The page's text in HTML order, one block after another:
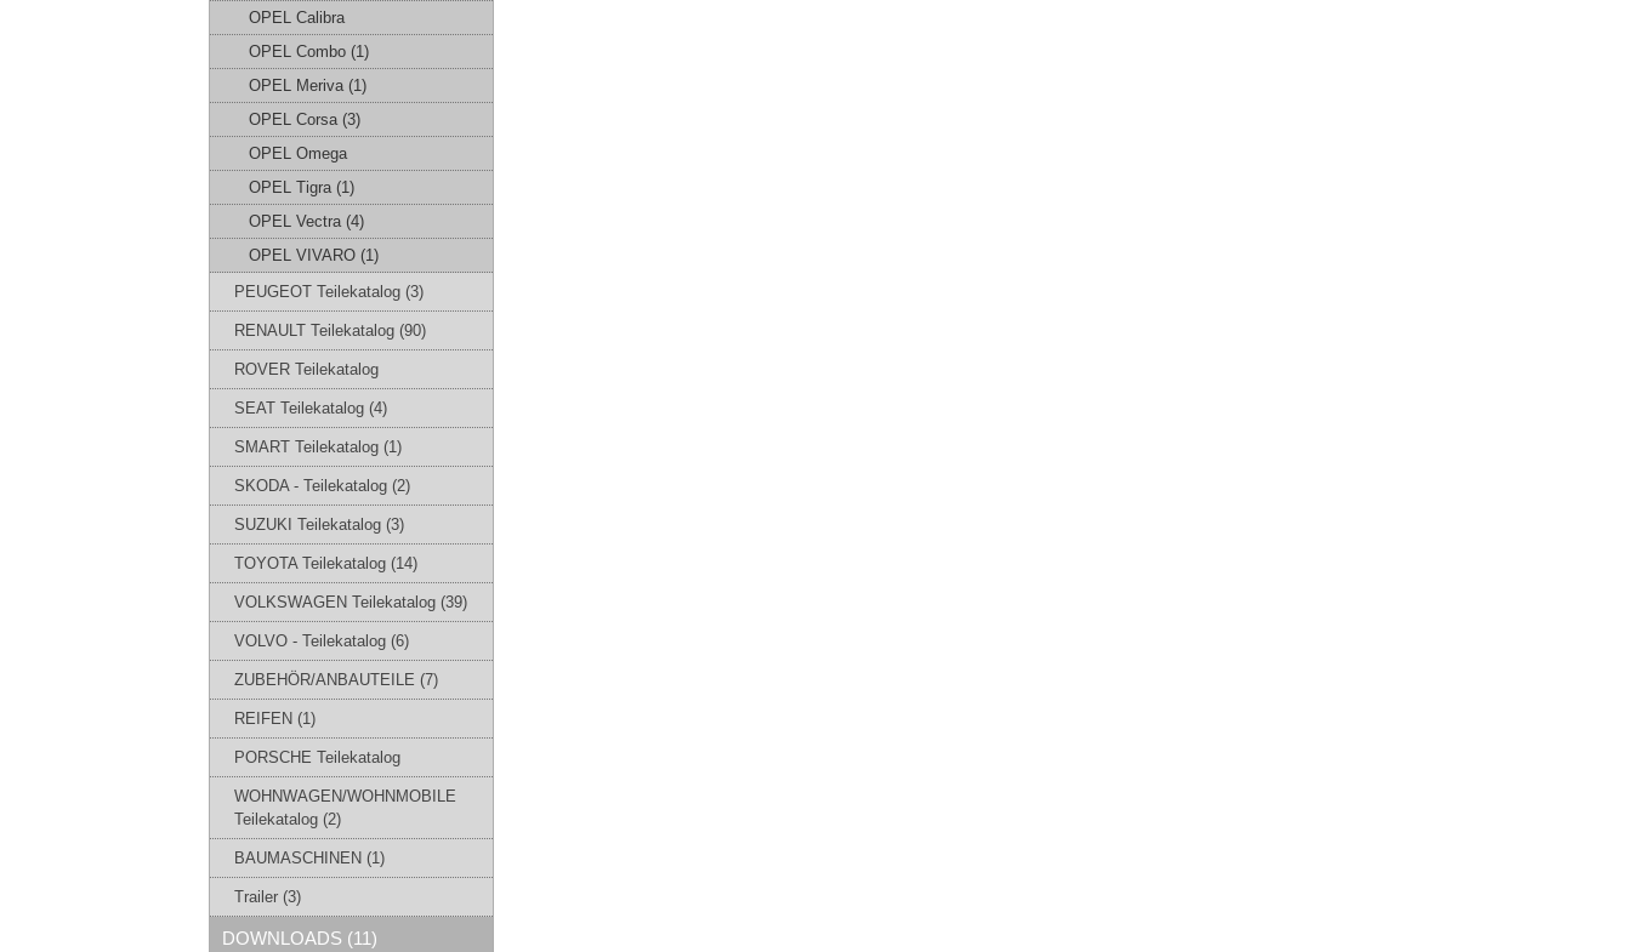
OPEL Calibra
OPEL Combo (1)
OPEL Meriva (1)
OPEL Corsa (3)
OPEL Omega
OPEL Tigra (1)
OPEL Vectra (4)
OPEL VIVARO (1)
PEUGEOT Teilekatalog (3)
RENAULT Teilekatalog (90)
ROVER Teilekatalog
SEAT Teilekatalog (4)
SMART Teilekatalog (1)
SKODA - Teilekatalog (2)
SUZUKI Teilekatalog (3)
TOYOTA Teilekatalog (14)
VOLKSWAGEN Teilekatalog (39)
VOLVO - Teilekatalog (6)
ZUBEHÖR/ANBAUTEILE (7)
REIFEN (1)
PORSCHE Teilekatalog
WOHNWAGEN/WOHNMOBILE
Teilekatalog (2)
BAUMASCHINEN (1)
Trailer (3)
DOWNLOADS (11)